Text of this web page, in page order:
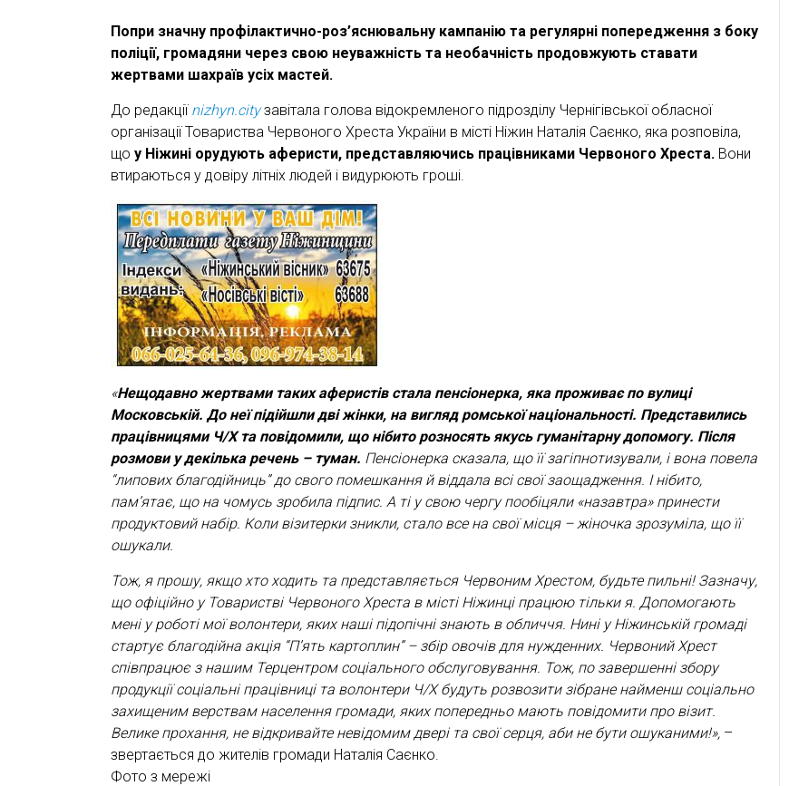
Попри значну профілактично-роз’яснювальну кампанію та регулярні попередження з боку
поліції, громадяни через свою неуважність та необачність продовжують ставати
жертвами шахраїв усіх мастей.
До редакції nizhyn.city завітала голова відокремленого підрозділу Чернігівської обласної
організації Товариства Червоного Хреста України в місті Ніжин Наталія Саєнко, яка розповіла,
що у Ніжині орудують аферисти, представляючись працівниками Червоного Хреста. Вони
втираються у довіру літніх людей і видурюють гроші.
«Нещодавно жертвами таких аферистів стала пенсіонерка, яка проживає по вулиці
Московській. До неї підійшли дві жінки, на вигляд ромської національності. Представились
працівницями Ч/Х та повідомили, що нібито розносять якусь гуманітарну допомогу. Після
розмови у декілька речень – туман. Пенсіонерка сказала, що її загіпнотизували, і вона повела
“липових благодійниць” до свого помешкання й віддала всі свої заощадження. І нібито,
пам’ятає, що на чомусь зробила підпис. А ті у свою чергу пообіцяли «назавтра» принести
продуктовий набір. Коли візитерки зникли, стало все на свої місця – жіночка зрозуміла, що її
ошукали.
Тож, я прошу, якщо хто ходить та представляється Червоним Хрестом, будьте пильні! Зазначу,
що офіційно у Товаристві Червоного Хреста в місті Ніжинці працюю тільки я. Допомогають
мені у роботі мої волонтери, яких наші підопічні знають в обличчя. Нині у Ніжинській громаді
стартує благодійна акція “П’ять картоплин” – збір овочів для нужденних. Червоний Хрест
співпрацює з нашим Терцентром соціального обслуговування. Тож, по завершенні збору
продукції соціальні працівниці та волонтери Ч/Х будуть розвозити зібране найменш соціально
захищеним верствам населення громади, яких попередньо мають повідомити про візит.
Велике прохання, не відкривайте невідомим двері та свої серця, аби не бути ошуканими!», –
звертається до жителів громади Наталія Саєнко.
Фото з мережі